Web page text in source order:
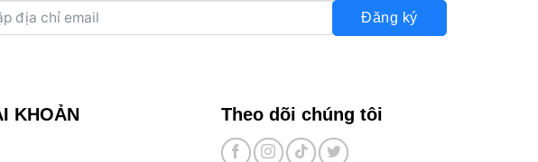
Đăng ký
KHOẢN Theo dõi chúng tôi